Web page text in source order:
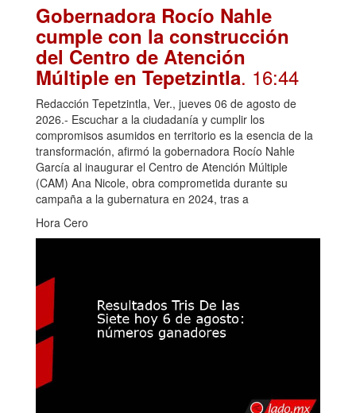
Gobernadora Rocío Nahle
cumple con la construcción
del Centro de Atención
Múltiple en Tepetzintla. 16:44
Redacción Tepetzintla, Ver., jueves 06 de agosto de
2026.- Escuchar a la ciudadanía y cumplir los
compromisos asumidos en territorio es la esencia de la
transformación, afirmó la gobernadora Rocío Nahle
García al inaugurar el Centro de Atención Múltiple
(CAM) Ana Nicole, obra comprometida durante su
campaña a la gubernatura en 2024, tras a
Hora Cero